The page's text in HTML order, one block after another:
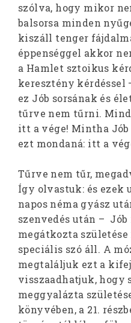
szólva, hogy mikor
balsorsa minden
kiszáll tenger
éppenséggel akkor
a Hamlet sztoikus
keresztény kérdéssel
ez Jób sorsának és
tűrve nem tűrni.
itt a vége! Mintha
ezt mondaná: itt a
Tűrve nem tűr,
Így olvastuk: és ezek
napos néma gyász
szenvedés után –
megátkozta
speciális szó áll. A
megtaláljuk ezt a
visszaadhatjuk, hogy
meggyalázta
könyvében, a 21.